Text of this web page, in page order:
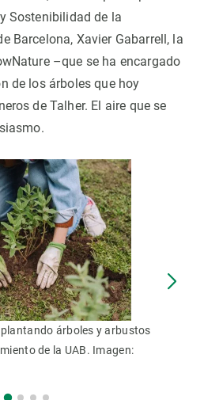
Sostenibilidad de la
Barcelona, ​​Xavier Gabarrell, la
–que se ha encargado
de los árboles que hoy
de Talher. El aire que se
árboles y arbustos
de la UAB. Imagen: